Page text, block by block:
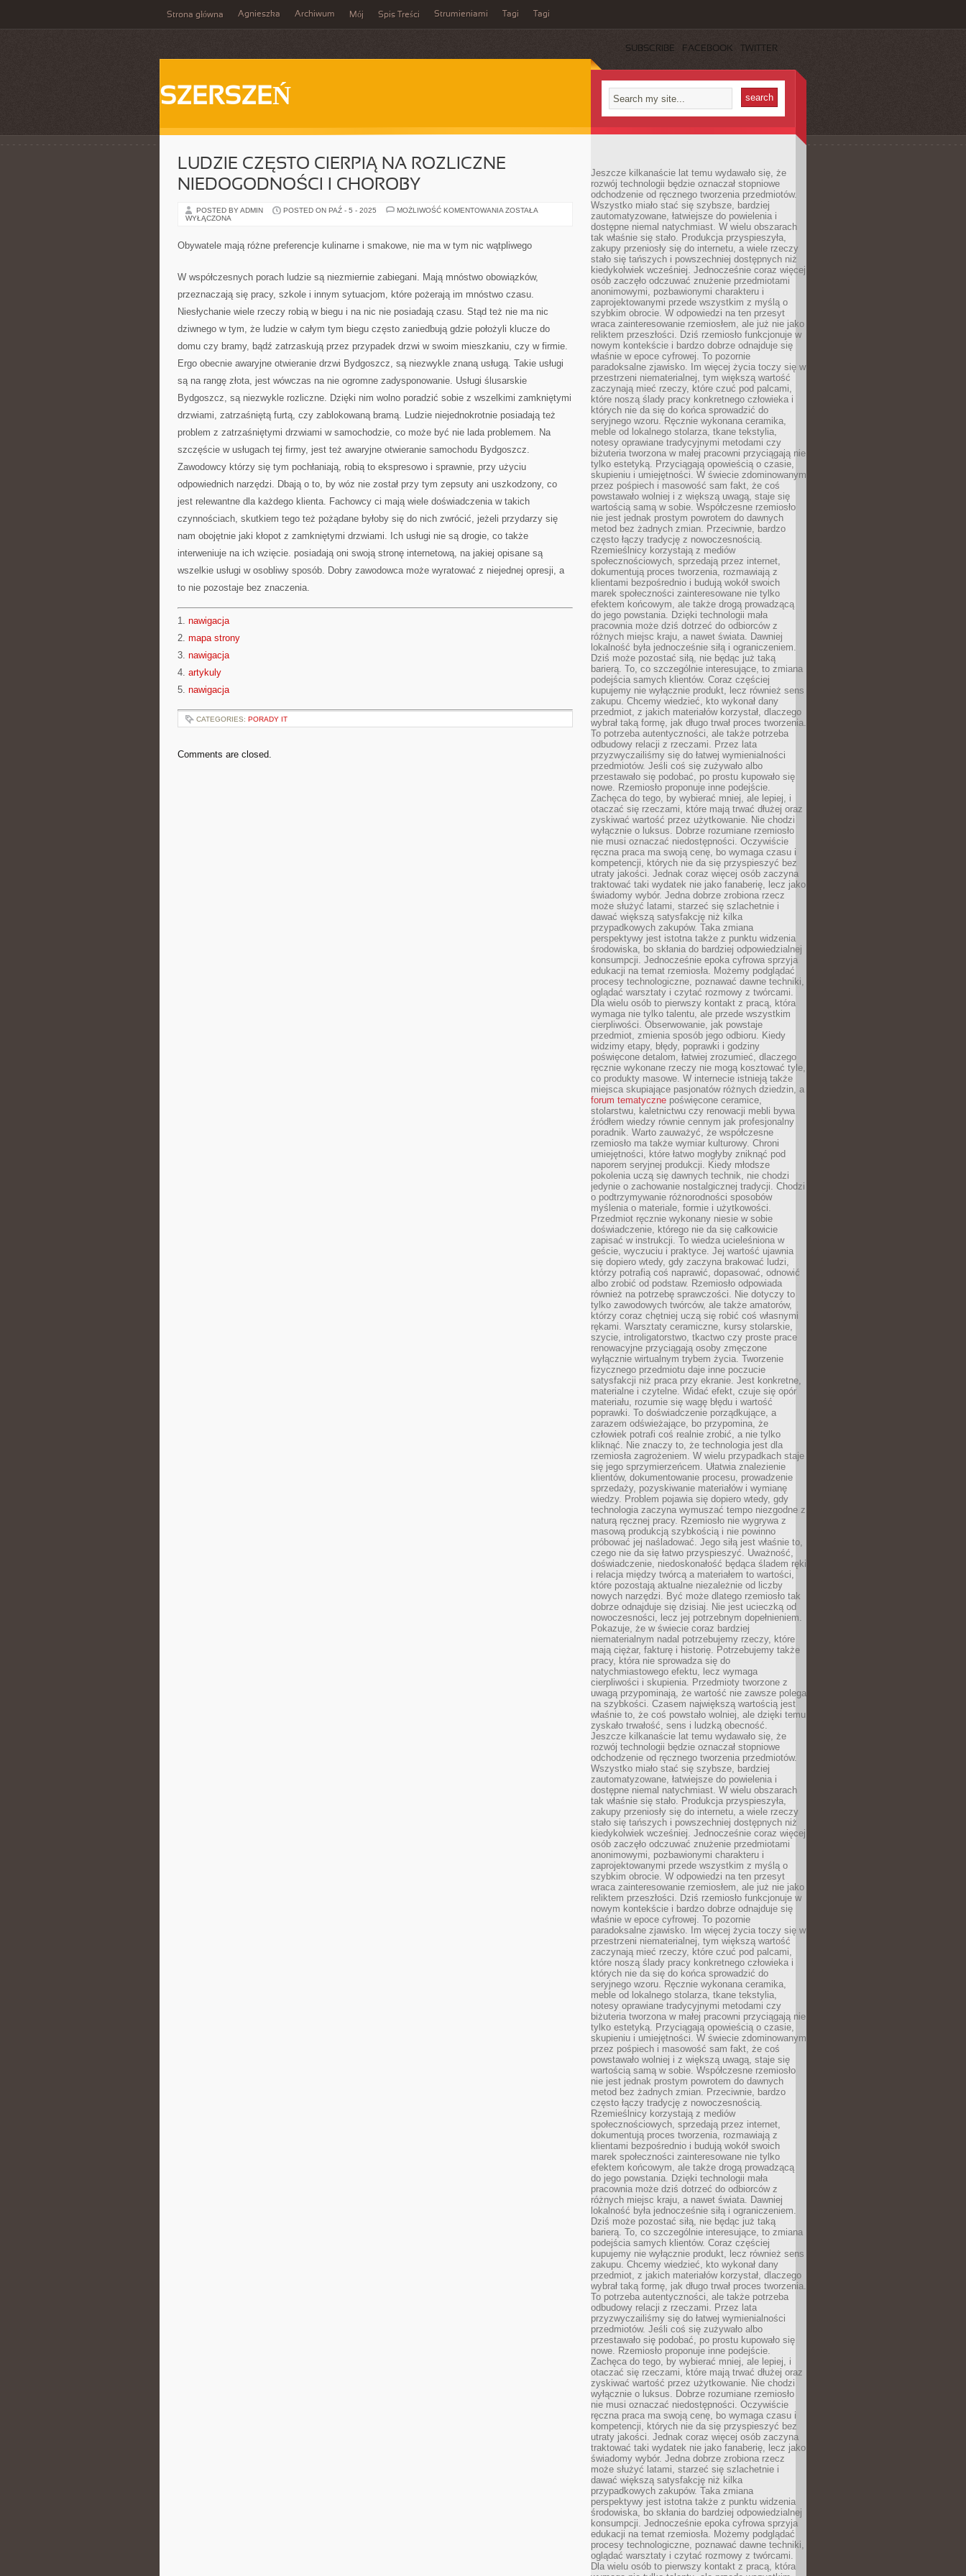
Strona główna Agnieszka Archiwum Mój Spis Treści Strumieniami Tagi Tagi
SUBSCRIBE FACEBOOK TWITTER
SZERSZEŃ
LUDZIE CZĘSTO CIERPIĄ NA ROZLICZNE
NIEDOGODNOŚCI I CHOROBY
POSTED BY ADMIN POSTED ON PAŹ - 5 - 2025 MOŻLIWOŚĆ KOMENTOWANIA LUDZIE
ROZLICZNE
NIEDOGODNOŚCI
ZOSTAŁA
WYŁĄCZONA
Obywatele mają różne preferencje kulinarne i smakowe, nie ma w tym nic wątpliwego
W współczesnych porach ludzie są niezmiernie zabiegani. Mają mnóstwo obowiązków,
przeznaczają się pracy, szkole i innym sytuacjom, które pożerają im mnóstwo czasu.
Niesłychanie wiele rzeczy robią w biegu i na nic nie posiadają czasu. Stąd też nie ma nic
dziwnego w tym, że ludzie w całym tym biegu często zaniedbują gdzie położyli klucze do
domu czy bramy, bądź zatrzaskują przez przypadek drzwi w swoim mieszkaniu, czy w firmie.
Ergo obecnie awaryjne otwieranie drzwi Bydgoszcz, są niezwykle znaną usługą. Takie usługi
są na rangę złota, jest wówczas na nie ogromne zadysponowanie. Usługi ślusarskie
Bydgoszcz, są niezwykle rozliczne. Dzięki nim wolno poradzić sobie z wszelkimi zamkniętymi
drzwiami, zatrzaśniętą furtą, czy zablokowaną bramą. Ludzie niejednokrotnie posiadają też
problem z zatrzaśniętymi drzwiami w samochodzie, co może być nie lada problemem. Na
szczęście w usługach tej firmy, jest też awaryjne otwieranie samochodu Bydgoszcz.
Zawodowcy którzy się tym pochłaniają, robią to ekspresowo i sprawnie, przy użyciu
odpowiednich narzędzi. Dbają o to, by wóz nie został przy tym zepsuty ani uszkodzony, co
jest relewantne dla każdego klienta. Fachowcy ci mają wiele doświadczenia w takich
czynnościach, skutkiem tego też pożądane byłoby się do nich zwrócić, jeżeli przydarzy się
nam obojętnie jaki kłopot z zamkniętymi drzwiami. Ich usługi nie są drogie, co także
interweniuje na ich wzięcie. posiadają oni swoją stronę internetową, na jakiej opisane są
wszelkie usługi w osobliwy sposób. Dobry zawodowca może wyratować z niejednej opresji, a
to nie pozostaje bez znaczenia.
1. nawigacja
2. mapa strony
3. nawigacja
4. artykuly
5. nawigacja
CATEGORIES: PORADY IT
Comments are closed.
Jeszcze kilkanaście lat temu wydawało się, że
rozwój technologii będzie oznaczał stopniowe
odchodzenie od ręcznego tworzenia przedmiotów.
Wszystko miało stać się szybsze, bardziej
zautomatyzowane, łatwiejsze do powielenia i
dostępne niemal natychmiast. W wielu obszarach
tak właśnie się stało. Produkcja przyspieszyła,
zakupy przeniosły się do internetu, a wiele rzeczy
stało się tańszych i powszechniej dostępnych niż
kiedykolwiek wcześniej. Jednocześnie coraz więcej
osób zaczęło odczuwać znużenie przedmiotami
anonimowymi, pozbawionymi charakteru i
zaprojektowanymi przede wszystkim z myślą o
szybkim obrocie. W odpowiedzi na ten przesyt
wraca zainteresowanie rzemiosłem, ale już nie jako
reliktem przeszłości. Dziś rzemiosło funkcjonuje w
nowym kontekście i bardzo dobrze odnajduje się
właśnie w epoce cyfrowej. To pozornie
paradoksalne zjawisko. Im więcej życia toczy się w
przestrzeni niematerialnej, tym większą wartość
zaczynają mieć rzeczy, które czuć pod palcami,
które noszą ślady pracy konkretnego człowieka i
których nie da się do końca sprowadzić do
seryjnego wzoru. Ręcznie wykonana ceramika,
meble od lokalnego stolarza, tkane tekstylia,
notesy oprawiane tradycyjnymi metodami czy
biżuteria tworzona w małej pracowni przyciągają nie
tylko estetyką. Przyciągają opowieścią o czasie,
skupieniu i umiejętności. W świecie zdominowanym
przez pośpiech i masowość sam fakt, że coś
powstawało wolniej i z większą uwagą, staje się
wartością samą w sobie. Współczesne rzemiosło
nie jest jednak prostym powrotem do dawnych
metod bez żadnych zmian. Przeciwnie, bardzo
często łączy tradycję z nowoczesnością.
Rzemieślnicy korzystają z mediów
społecznościowych, sprzedają przez internet,
dokumentują proces tworzenia, rozmawiają z
klientami bezpośrednio i budują wokół swoich
marek społeczności zainteresowane nie tylko
efektem końcowym, ale także drogą prowadzącą
do jego powstania. Dzięki technologii mała
pracownia może dziś dotrzeć do odbiorców z
różnych miejsc kraju, a nawet świata. Dawniej
lokalność była jednocześnie siłą i ograniczeniem.
Dziś może pozostać siłą, nie będąc już taką
barierą. To, co szczególnie interesujące, to zmiana
podejścia samych klientów. Coraz częściej
kupujemy nie wyłącznie produkt, lecz również sens
zakupu. Chcemy wiedzieć, kto wykonał dany
przedmiot, z jakich materiałów korzystał, dlaczego
wybrał taką formę, jak długo trwał proces tworzenia.
To potrzeba autentyczności, ale także potrzeba
odbudowy relacji z rzeczami. Przez lata
przyzwyczailiśmy się do łatwej wymienialności
przedmiotów. Jeśli coś się zużywało albo
przestawało się podobać, po prostu kupowało się
nowe. Rzemiosło proponuje inne podejście.
Zachęca do tego, by wybierać mniej, ale lepiej, i
otaczać się rzeczami, które mają trwać dłużej oraz
zyskiwać wartość przez użytkowanie. Nie chodzi
wyłącznie o luksus. Dobrze rozumiane rzemiosło
nie musi oznaczać niedostępności. Oczywiście
ręczna praca ma swoją cenę, bo wymaga czasu i
kompetencji, których nie da się przyspieszyć bez
utraty jakości. Jednak coraz więcej osób zaczyna
traktować taki wydatek nie jako fanaberię, lecz jako
świadomy wybór. Jedna dobrze zrobiona rzecz
może służyć latami, starzeć się szlachetnie i
dawać większą satysfakcję niż kilka
przypadkowych zakupów. Taka zmiana
perspektywy jest istotna także z punktu widzenia
środowiska, bo skłania do bardziej odpowiedzialnej
konsumpcji. Jednocześnie epoka cyfrowa sprzyja
edukacji na temat rzemiosła. Możemy podglądać
procesy technologiczne, poznawać dawne techniki,
oglądać warsztaty i czytać rozmowy z twórcami.
Dla wielu osób to pierwszy kontakt z pracą, która
wymaga nie tylko talentu, ale przede wszystkim
cierpliwości. Obserwowanie, jak powstaje
przedmiot, zmienia sposób jego odbioru. Kiedy
widzimy etapy, błędy, poprawki i godziny
poświęcone detalom, łatwiej zrozumieć, dlaczego
ręcznie wykonane rzeczy nie mogą kosztować tyle,
co produkty masowe. W internecie istnieją także
miejsca skupiające pasjonatów różnych dziedzin, a
forum tematyczne poświęcone ceramice,
stolarstwu, kaletnictwu czy renowacji mebli bywa
źródłem wiedzy równie cennym jak profesjonalny
poradnik. Warto zauważyć, że współczesne
rzemiosło ma także wymiar kulturowy. Chroni
umiejętności, które łatwo mogłyby zniknąć pod
naporem seryjnej produkcji. Kiedy młodsze
pokolenia uczą się dawnych technik, nie chodzi
jedynie o zachowanie nostalgicznej tradycji. Chodzi
o podtrzymywanie różnorodności sposobów
myślenia o materiale, formie i użytkowości.
Przedmiot ręcznie wykonany niesie w sobie
doświadczenie, którego nie da się całkowicie
zapisać w instrukcji. To wiedza ucieleśniona w
geście, wyczuciu i praktyce. Jej wartość ujawnia
się dopiero wtedy, gdy zaczyna brakować ludzi,
którzy potrafią coś naprawić, dopasować, odnowić
albo zrobić od podstaw. Rzemiosło odpowiada
również na potrzebę sprawczości. Nie dotyczy to
tylko zawodowych twórców, ale także amatorów,
którzy coraz chętniej uczą się robić coś własnymi
rękami. Warsztaty ceramiczne, kursy stolarskie,
szycie, introligatorstwo, tkactwo czy proste prace
renowacyjne przyciągają osoby zmęczone
wyłącznie wirtualnym trybem życia. Tworzenie
fizycznego przedmiotu daje inne poczucie
satysfakcji niż praca przy ekranie. Jest konkretne,
materialne i czytelne. Widać efekt, czuje się opór
materiału, rozumie się wagę błędu i wartość
poprawki. To doświadczenie porządkujące, a
zarazem odświeżające, bo przypomina, że
człowiek potrafi coś realnie zrobić, a nie tylko
kliknąć. Nie znaczy to, że technologia jest dla
rzemiosła zagrożeniem. W wielu przypadkach staje
się jego sprzymierzeńcem. Ułatwia znalezienie
klientów, dokumentowanie procesu, prowadzenie
sprzedaży, pozyskiwanie materiałów i wymianę
wiedzy. Problem pojawia się dopiero wtedy, gdy
technologia zaczyna wymuszać tempo niezgodne z
naturą ręcznej pracy. Rzemiosło nie wygrywa z
masową produkcją szybkością i nie powinno
próbować jej naśladować. Jego siłą jest właśnie to,
czego nie da się łatwo przyspieszyć. Uważność,
doświadczenie, niedoskonałość będąca śladem ręki
i relacja między twórcą a materiałem to wartości,
które pozostają aktualne niezależnie od liczby
nowych narzędzi. Być może dlatego rzemiosło tak
dobrze odnajduje się dzisiaj. Nie jest ucieczką od
nowoczesności, lecz jej potrzebnym dopełnieniem.
Pokazuje, że w świecie coraz bardziej
niematerialnym nadal potrzebujemy rzeczy, które
mają ciężar, fakturę i historię. Potrzebujemy także
pracy, która nie sprowadza się do
natychmiastowego efektu, lecz wymaga
cierpliwości i skupienia. Przedmioty tworzone z
uwagą przypominają, że wartość nie zawsze polega
na szybkości. Czasem największą wartością jest
właśnie to, że coś powstało wolniej, ale dzięki temu
zyskało trwałość, sens i ludzką obecność.
Jeszcze kilkanaście lat temu wydawało się, że
rozwój technologii będzie oznaczał stopniowe
odchodzenie od ręcznego tworzenia przedmiotów.
Wszystko miało stać się szybsze, bardziej
zautomatyzowane, łatwiejsze do powielenia i
dostępne niemal natychmiast. W wielu obszarach
tak właśnie się stało. Produkcja przyspieszyła,
zakupy przeniosły się do internetu, a wiele rzeczy
stało się tańszych i powszechniej dostępnych niż
kiedykolwiek wcześniej. Jednocześnie coraz więcej
osób zaczęło odczuwać znużenie przedmiotami
anonimowymi, pozbawionymi charakteru i
zaprojektowanymi przede wszystkim z myślą o
szybkim obrocie. W odpowiedzi na ten przesyt
wraca zainteresowanie rzemiosłem, ale już nie jako
reliktem przeszłości. Dziś rzemiosło funkcjonuje w
nowym kontekście i bardzo dobrze odnajduje się
właśnie w epoce cyfrowej. To pozornie
paradoksalne zjawisko. Im więcej życia toczy się w
przestrzeni niematerialnej, tym większą wartość
zaczynają mieć rzeczy, które czuć pod palcami,
które noszą ślady pracy konkretnego człowieka i
których nie da się do końca sprowadzić do
seryjnego wzoru. Ręcznie wykonana ceramika,
meble od lokalnego stolarza, tkane tekstylia,
notesy oprawiane tradycyjnymi metodami czy
biżuteria tworzona w małej pracowni przyciągają nie
tylko estetyką. Przyciągają opowieścią o czasie,
skupieniu i umiejętności. W świecie zdominowanym
przez pośpiech i masowość sam fakt, że coś
powstawało wolniej i z większą uwagą, staje się
wartością samą w sobie. Współczesne rzemiosło
nie jest jednak prostym powrotem do dawnych
metod bez żadnych zmian. Przeciwnie, bardzo
często łączy tradycję z nowoczesnością.
Rzemieślnicy korzystają z mediów
społecznościowych, sprzedają przez internet,
dokumentują proces tworzenia, rozmawiają z
klientami bezpośrednio i budują wokół swoich
marek społeczności zainteresowane nie tylko
efektem końcowym, ale także drogą prowadzącą
do jego powstania. Dzięki technologii mała
pracownia może dziś dotrzeć do odbiorców z
różnych miejsc kraju, a nawet świata. Dawniej
lokalność była jednocześnie siłą i ograniczeniem.
Dziś może pozostać siłą, nie będąc już taką
barierą. To, co szczególnie interesujące, to zmiana
podejścia samych klientów. Coraz częściej
kupujemy nie wyłącznie produkt, lecz również sens
zakupu. Chcemy wiedzieć, kto wykonał dany
przedmiot, z jakich materiałów korzystał, dlaczego
wybrał taką formę, jak długo trwał proces tworzenia.
To potrzeba autentyczności, ale także potrzeba
odbudowy relacji z rzeczami. Przez lata
przyzwyczailiśmy się do łatwej wymienialności
przedmiotów. Jeśli coś się zużywało albo
przestawało się podobać, po prostu kupowało się
nowe. Rzemiosło proponuje inne podejście.
Zachęca do tego, by wybierać mniej, ale lepiej, i
otaczać się rzeczami, które mają trwać dłużej oraz
zyskiwać wartość przez użytkowanie. Nie chodzi
wyłącznie o luksus. Dobrze rozumiane rzemiosło
nie musi oznaczać niedostępności. Oczywiście
ręczna praca ma swoją cenę, bo wymaga czasu i
kompetencji, których nie da się przyspieszyć bez
utraty jakości. Jednak coraz więcej osób zaczyna
traktować taki wydatek nie jako fanaberię, lecz jako
świadomy wybór. Jedna dobrze zrobiona rzecz
może służyć latami, starzeć się szlachetnie i
dawać większą satysfakcję niż kilka
przypadkowych zakupów. Taka zmiana
perspektywy jest istotna także z punktu widzenia
środowiska, bo skłania do bardziej odpowiedzialnej
konsumpcji. Jednocześnie epoka cyfrowa sprzyja
edukacji na temat rzemiosła. Możemy podglądać
procesy technologiczne, poznawać dawne techniki,
oglądać warsztaty i czytać rozmowy z twórcami.
Dla wielu osób to pierwszy kontakt z pracą, która